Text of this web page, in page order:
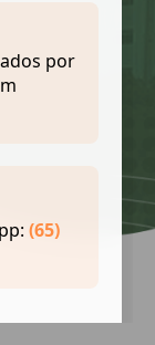
por
(65)